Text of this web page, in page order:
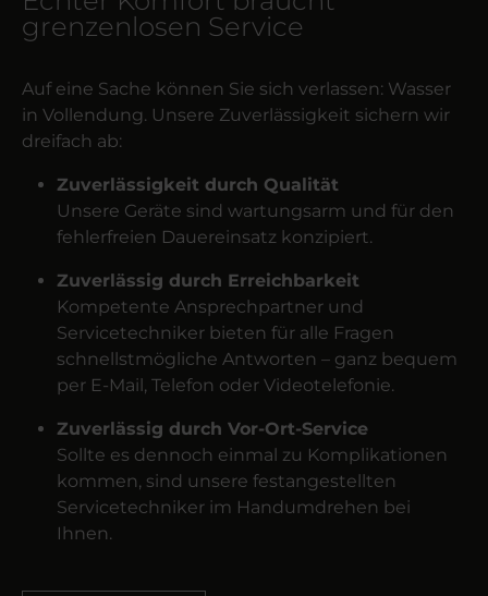
grenzenlosen Service
Auf eine Sache können Sie sich verlassen: Wasser
in Vollendung. Unsere Zuverlässigkeit sichern wir
dreifach ab:
Zuverlässigkeit durch Qualität
Unsere Geräte sind wartungsarm und für den
fehlerfreien Dauereinsatz konzipiert.
Zuverlässig durch Erreichbarkeit
Kompetente Ansprechpartner und
Servicetechniker bieten für alle Fragen
schnellstmögliche Antworten – ganz bequem
per E-Mail, Telefon oder Videotelefonie.
Zuverlässig durch Vor-Ort-Service
Sollte es dennoch einmal zu Komplikationen
kommen, sind unsere festangestellten
Servicetechniker im Handumdrehen bei
Ihnen.